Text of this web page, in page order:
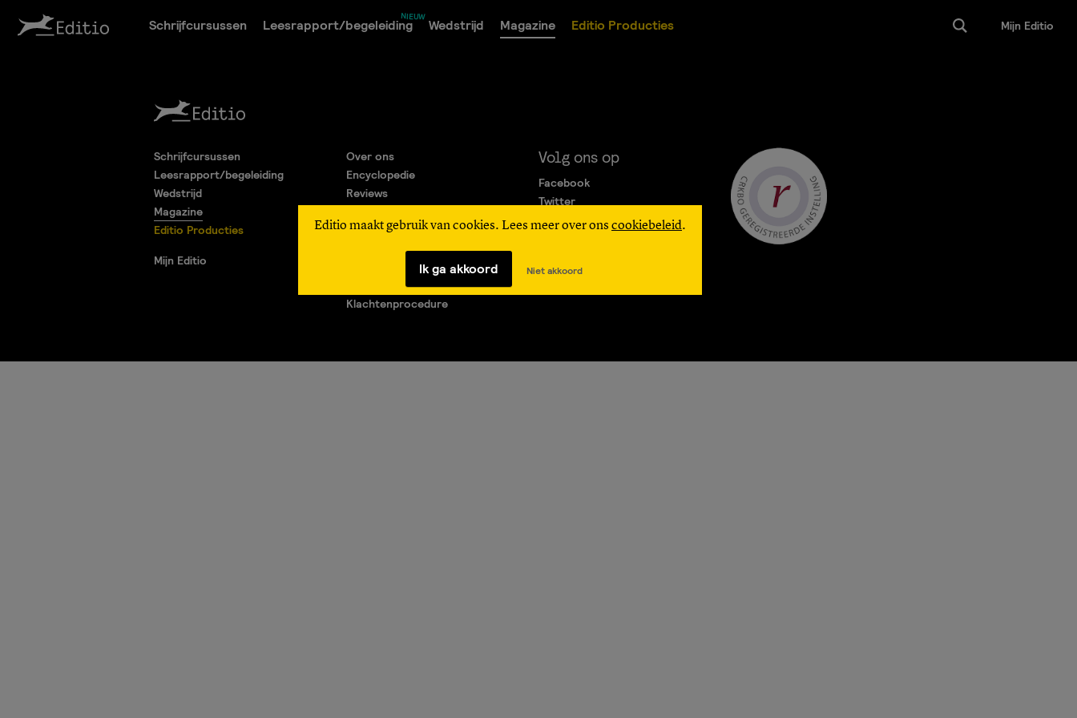
Schrijfcursussen Leesrapport/begeleiding Wedstrijd Magazine Editio Producties Mijn Editio
Editio maakt gebruik van cookies. Lees meer over ons cookiebeleid.
Ik ga akkoord Niet akkoord
Schrijfcursussen
Leesrapport/begeleiding
Wedstrijd
Magazine
Editio Producties
Mijn Editio
Over ons
Encyclopedie
Reviews
Algemene Voorwaarden
Privacy Statement
Vragen & Contact
Klachtenprocedure
Volg ons op
Facebook
Twitter
Instagram